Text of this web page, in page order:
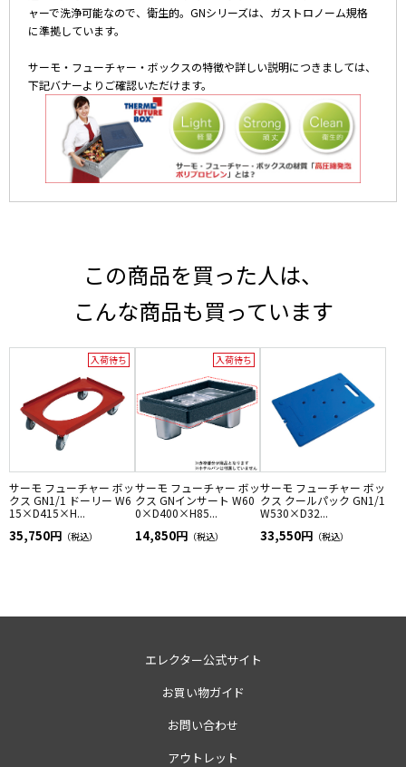
ャーで洗浄可能なので、衛生的。GNシリーズは、ガストロノーム規格
に準拠しています。
サーモ・フューチャー・ボックスの特徴や詳しい説明につきましては、
下記バナーよりご確認いただけます。
この商品を買った人は、
こんな商品も買っています
入荷待ち
サーモ フューチャー ボッ
クス GN1/1 ドーリー W6
15×D415×H...
35,750円 （税込）
入荷待ち
サーモ フューチャー ボッ
クス GNインサート W60
0×D400×H85...
14,850円 （税込）
サーモ フューチャー ボッ
クス クールパック GN1/1
W530×D32...
33,550円 （税込）
エレクター公式サイト
お買い物ガイド
お問い合わせ
アウトレット